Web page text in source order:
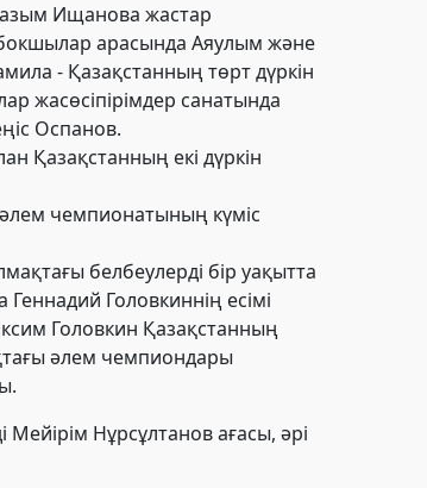
Ищанова жастар
арасында Аяулым және
- Қазақстанның төрт дүркін
жасөсіпірімдер санатында
Оспанов.
Қазақстанның екі дүркін
чемпионатының күміс
белбеулерді бір уақытта
Геннадий Головкиннің есімі
Головкин Қазақстанның
әлем чемпиондары
Нұрсұлтанов ағасы, әрі